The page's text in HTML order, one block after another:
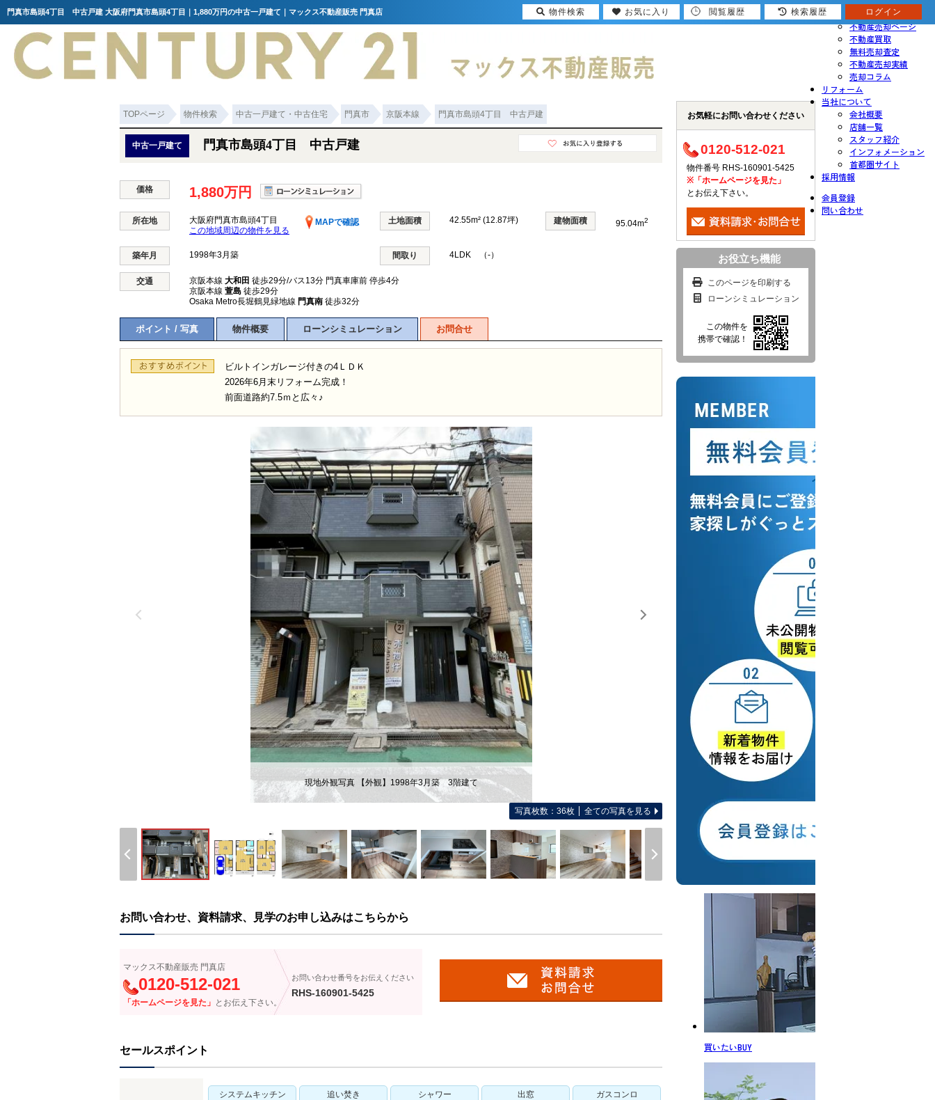
門真市島頭4丁目 中古戸建 大阪府門真市島頭4丁目｜1,880万円の中古一戸建て｜マックス不動産販売 門真店
売りたい
不動産売却ページ
不動産買取
無料売却査定
不動産売却実績
売却コラム
リフォーム
当社について
会社概要
店舗一覧
スタッフ紹介
インフォメーション
首都圏サイト
採用情報
会員登録
問い合わせ
TOPページ 物件検索 中古一戸建て・中古住宅 門真市 京阪本線 門真市島頭4丁目 中古戸建
中古一戸建て 門真市島頭4丁目 中古戸建
価格 1,880万円
所在地 大阪府門真市島頭4丁目
MAPで確認
この地域周辺の物件を見る
土地面積 42.55m² (12.87坪) 建物面積 95.04m2
築年月 1998年3月築 間取り 4LDK （-）
交通 京阪本線 大和田 徒歩29分/バス13分 門真車庫前 停歩4分
京阪本線 萱島 徒歩29分
Osaka Metro長堀鶴見緑地線 門真南 徒歩32分
ポイント / 写真 物件概要 ローンシミュレーション お問合せ
ビルトインガレージ付きの4ＬＤＫ
2026年6月末リフォーム完成！
前面道路約7.5ｍと広々♪
現地外観写真 【外観】1998年3月築 3階建て
写真枚数：36枚 全ての写真を見る
お問い合わせ、資料請求、見学のお申し込みはこちらから
マックス不動産販売 門真店
0120-512-021
「ホームページを見た」 とお伝え下さい。
お問い合わせ番号をお伝えください
RHS-160901-5425
セールスポイント
システムキッチン 追い焚き シャワー 出窓 ガスコンロ
お気軽にお問い合わせください
0120-512-021
物件番号 RHS-160901-5425
※「ホームページを見た」
とお伝え下さい。
お役立ち機能
このページを印刷する
ローンシミュレーション
この物件を
携帯で確認！
買いたい BUY
物件検索 お気に入り 閲覧履歴 検索履歴 ログイン